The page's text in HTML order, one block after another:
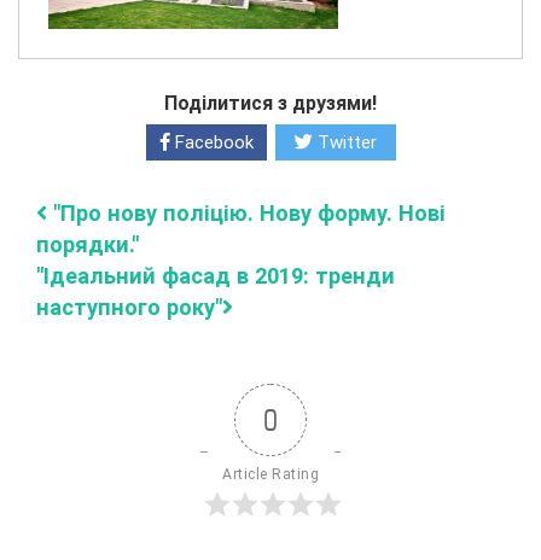
Поділитися з друзями!
Facebook Twitter
"Про нову поліцію. Нову форму. Нові
порядки."
"Ідеальний фасад в 2019: тренди
наступного року"
0
Article Rating